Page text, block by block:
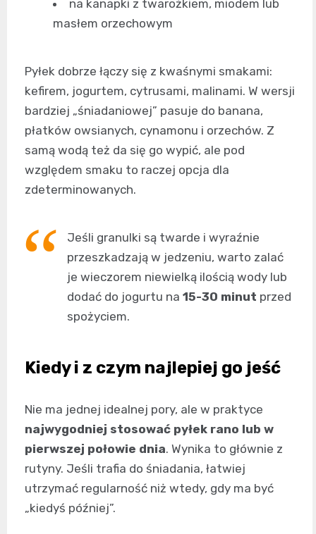
na kanapki z twarożkiem, miodem lub
masłem orzechowym
Pyłek dobrze łączy się z kwaśnymi smakami:
kefirem, jogurtem, cytrusami, malinami. W wersji
bardziej „śniadaniowej” pasuje do banana,
płatków owsianych, cynamonu i orzechów. Z
samą wodą też da się go wypić, ale pod
względem smaku to raczej opcja dla
zdeterminowanych.
Jeśli granulki są twarde i wyraźnie
przeszkadzają w jedzeniu, warto zalać
je wieczorem niewielką ilością wody lub
dodać do jogurtu na 15-30 minut przed
spożyciem.
Kiedy i z czym najlepiej go jeść
Nie ma jednej idealnej pory, ale w praktyce
najwygodniej stosować pyłek rano lub w
pierwszej połowie dnia. Wynika to głównie z
rutyny. Jeśli trafia do śniadania, łatwiej
utrzymać regularność niż wtedy, gdy ma być
„kiedyś później”.